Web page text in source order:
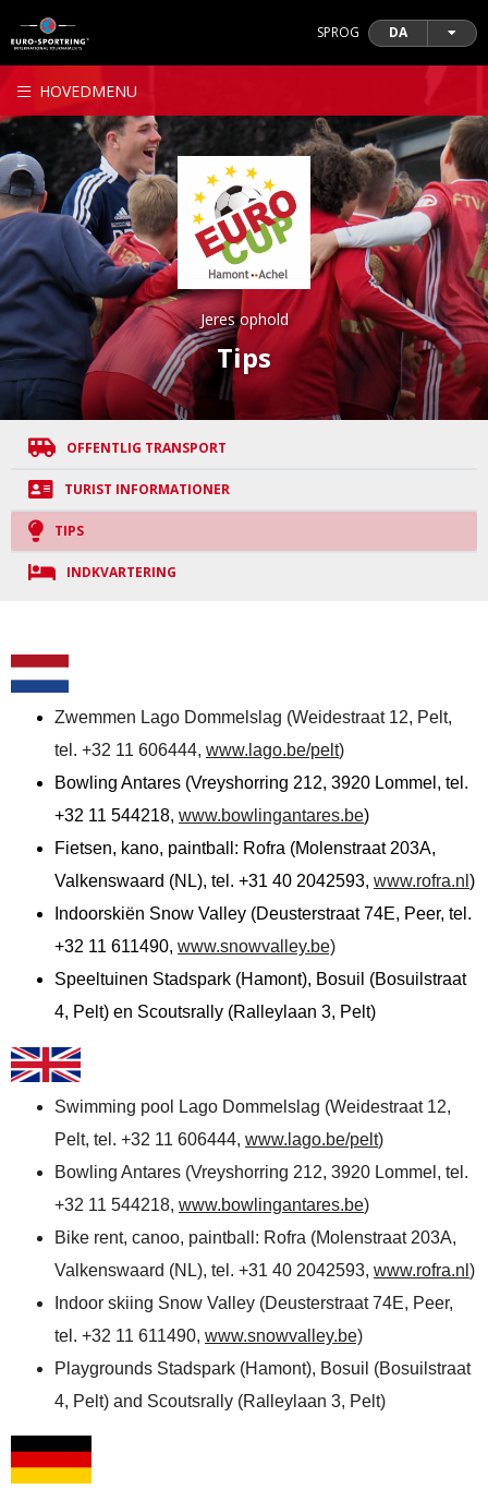
SPROG DA
HOVEDMENU
Jeres ophold
Tips
OFFENTLIG TRANSPORT
TURIST INFORMATIONER
TIPS
INDKVARTERING
Zwemmen Lago Dommelslag (Weidestraat 12, Pelt,
tel. +32 11 606444, www.lago.be/pelt)
Bowling Antares (Vreyshorring 212, 3920 Lommel, tel.
+32 11 544218, www.bowlingantares.be)
Fietsen, kano, paintball: Rofra (Molenstraat 203A,
Valkenswaard (NL), tel. +31 40 2042593, www.rofra.nl )
Indoorskiën Snow Valley (Deusterstraat 74E, Peer, tel.
+32 11 611490, www.snowvalley.be)
Speeltuinen Stadspark (Hamont), Bosuil (Bosuilstraat
4, Pelt) en Scoutsrally (Ralleylaan 3, Pelt)
Swimming pool Lago Dommelslag (Weidestraat 12,
Pelt, tel. +32 11 606444, www.lago.be/pelt)
Bowling Antares (Vreyshorring 212, 3920 Lommel, tel.
+32 11 544218, www.bowlingantares.be)
Bike rent, canoo, paintball: Rofra (Molenstraat 203A,
Valkenswaard (NL), tel. +31 40 2042593, www.rofra.nl )
Indoor skiing Snow Valley (Deusterstraat 74E, Peer,
tel. +32 11 611490, www.snowvalley.be)
Playgrounds Stadspark (Hamont), Bosuil (Bosuilstraat
4, Pelt) and Scoutsrally (Ralleylaan 3, Pelt)